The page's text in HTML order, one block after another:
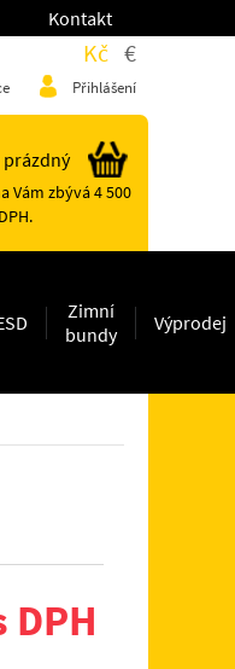
Kontakt
Kč €
Přihlášení
prázdný
Vám zbývá 4 500
Zimní
bundy
Výprodej
DPH